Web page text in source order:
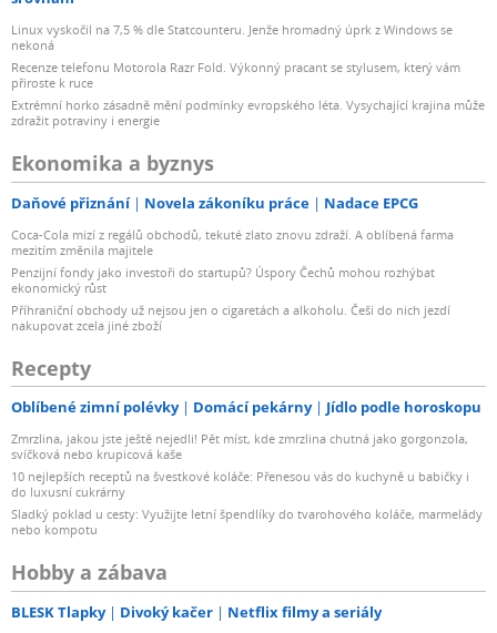
Linux vyskočil na 7,5 % dle Statcounteru. Jenže hromadný úprk z Windows se
nekoná
Recenze telefonu Motorola Razr Fold. Výkonný pracant se stylusem, který vám
přiroste k ruce
Extrémní horko zásadně mění podmínky evropského léta. Vysychající krajina může
zdražit potraviny i energie
Ekonomika a byznys
Daňové přiznání Novela zákoníku práce Nadace EPCG
Coca-Cola mizí z regálů obchodů, tekuté zlato znovu zdraží. A oblíbená farma
mezitím změnila majitele
Penzijní fondy jako investoři do startupů? Úspory Čechů mohou rozhýbat
ekonomický růst
Příhraniční obchody už nejsou jen o cigaretách a alkoholu. Češi do nich jezdí
nakupovat zcela jiné zboží
Recepty
Oblíbené zimní polévky Domácí pekárny Jídlo podle horoskopu
Zmrzlina, jakou jste ještě nejedli! Pět míst, kde zmrzlina chutná jako gorgonzola,
svíčková nebo krupicová kaše
10 nejlepších receptů na švestkové koláče: Přenesou vás do kuchyně u babičky i
do luxusní cukrárny
Sladký poklad u cesty: Využijte letní špendlíky do tvarohového koláče, marmelády
nebo kompotu
Hobby a zábava
BLESK Tlapky Divoký kačer Netflix filmy a seriály